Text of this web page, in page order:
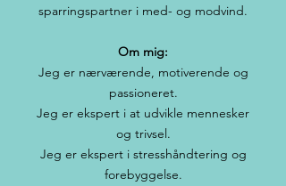
sparringspartner i med- og modvind.
Om mig:
Jeg er nærværende, motiverende og
passioneret.
Jeg er ekspert i at udvikle mennesker
og trivsel.
Jeg er ekspert i stresshåndtering og
forebyggelse.